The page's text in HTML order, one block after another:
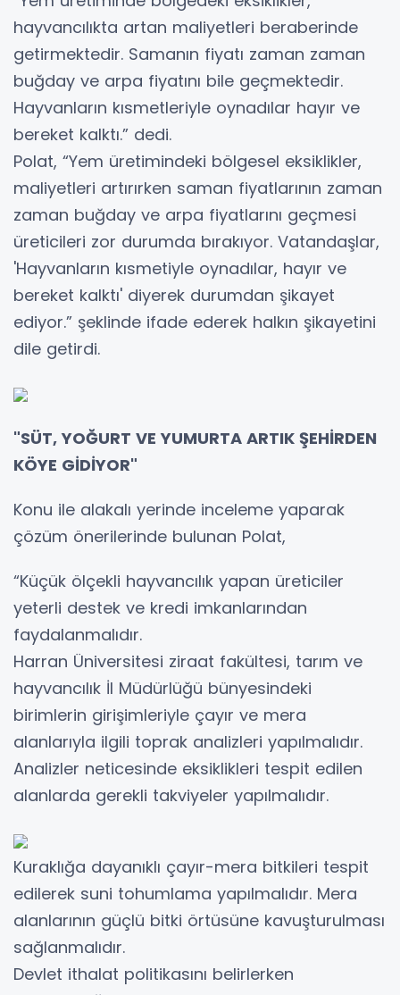
hayvancılıkta artan maliyetleri beraberinde
getirmektedir. Samanın fiyatı zaman zaman
buğday ve arpa fiyatını bile geçmektedir.
Hayvanların kısmetleriyle oynadılar hayır ve
bereket kalktı.” dedi.
Polat, “Yem üretimindeki bölgesel eksiklikler,
maliyetleri artırırken saman fiyatlarının zaman
zaman buğday ve arpa fiyatlarını geçmesi
üreticileri zor durumda bırakıyor. Vatandaşlar,
'Hayvanların kısmetiyle oynadılar, hayır ve
bereket kalktı' diyerek durumdan şikayet
ediyor.” şeklinde ifade ederek halkın şikayetini
dile getirdi.
"SÜT, YOĞURT VE YUMURTA ARTIK ŞEHİRDEN
KÖYE GİDİYOR"
Konu ile alakalı yerinde inceleme yaparak
çözüm önerilerinde bulunan Polat,
“Küçük ölçekli hayvancılık yapan üreticiler
yeterli destek ve kredi imkanlarından
faydalanmalıdır.
Harran Üniversitesi ziraat fakültesi, tarım ve
hayvancılık İl Müdürlüğü bünyesindeki
birimlerin girişimleriyle çayır ve mera
alanlarıyla ilgili toprak analizleri yapılmalıdır.
Analizler neticesinde eksiklikleri tespit edilen
alanlarda gerekli takviyeler yapılmalıdır.
Kuraklığa dayanıklı çayır-mera bitkileri tespit
edilerek suni tohumlama yapılmalıdır. Mera
alanlarının güçlü bitki örtüsüne kavuşturulması
sağlanmalıdır.
Devlet ithalat politikasını belirlerken